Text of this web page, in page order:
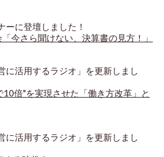
ーに登壇しました！
今さら聞けない、決算書の見方！」
に活用するラジオ」を更新しまし
倍"を実現させた「働き方改革」と
に活用するラジオ」を更新しまし